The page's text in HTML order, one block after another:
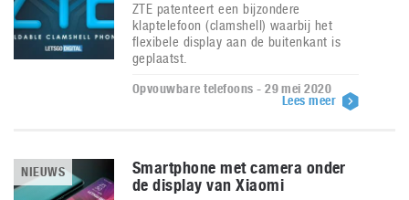
ZTE patenteert een bijzondere
klaptelefoon (clamshell) waarbij het
flexibele display aan de buitenkant is
geplaatst.
Opvouwbare telefoons - 29 mei 2020
Lees meer
NIEUWS
Smartphone met camera onder
de display van Xiaomi